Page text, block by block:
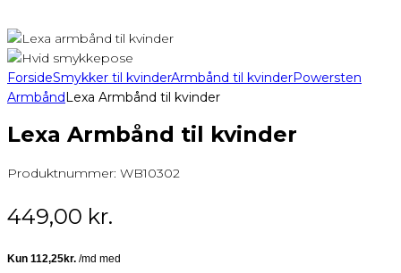
ForsideSmykker til kvinderArmbånd til kvinderPowersten
Armbånd Lexa Armbånd til kvinder
Lexa Armbånd til kvinder
Produktnummer: WB10302
449,00 kr.